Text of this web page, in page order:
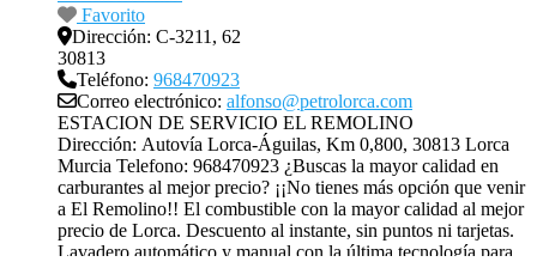
Favorito
Dirección: C-3211, 62
30813
Teléfono: 968470923
Correo electrónico: alfonso@petrolorca.com
ESTACION DE SERVICIO EL REMOLINO
Dirección: Autovía Lorca-Águilas, Km 0,800, 30813 Lorca
Murcia Telefono: 968470923 ¿Buscas la mayor calidad en
carburantes al mejor precio? ¡¡No tienes más opción que venir
a El Remolino!! El combustible con la mayor calidad al mejor
precio de Lorca. Descuento al instante, sin puntos ni tarjetas.
Lavadero automático y manual con la última tecnología para